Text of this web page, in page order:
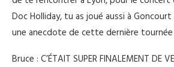
Doc Holliday, tu as joué aussi à
une anecdote de cette dernière tournée
Bruce : C’ÉTAIT SUPER FINALEMENT DE